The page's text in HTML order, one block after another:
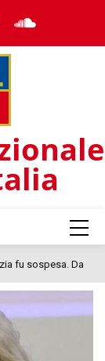
fu sospesa. Da